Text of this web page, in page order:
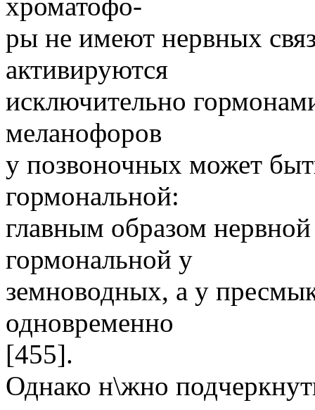
ры не имеют нервных
активируются
исключительно
меланофоров
у позвоночных может
гормональной:
главным образом
гормональной у
земноводных, а у
одновременно
[455].
Однако н\жно